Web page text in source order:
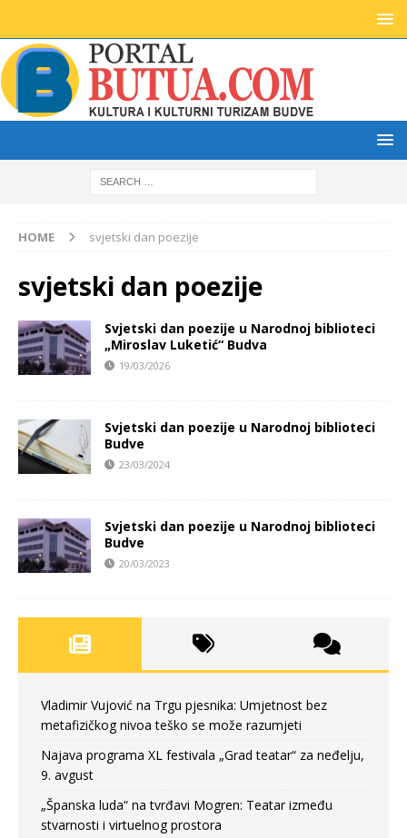
HOME svjetski dan poezije
svjetski dan poezije
Svjetski dan poezije u Narodnoj biblioteci
„Miroslav Luketić“ Budva
19/03/2026
Svjetski dan poezije u Narodnoj biblioteci
Budve
23/03/2024
Svjetski dan poezije u Narodnoj biblioteci
Budve
20/03/2023
Vladimir Vujović na Trgu pjesnika: Umjetnost bez
metafizičkog nivoa teško se može razumjeti
Najava programa XL festivala „Grad teatar“ za neđelju,
9. avgust
„Španska luda“ na tvrđavi Mogren: Teatar između
stvarnosti i virtuelnog prostora